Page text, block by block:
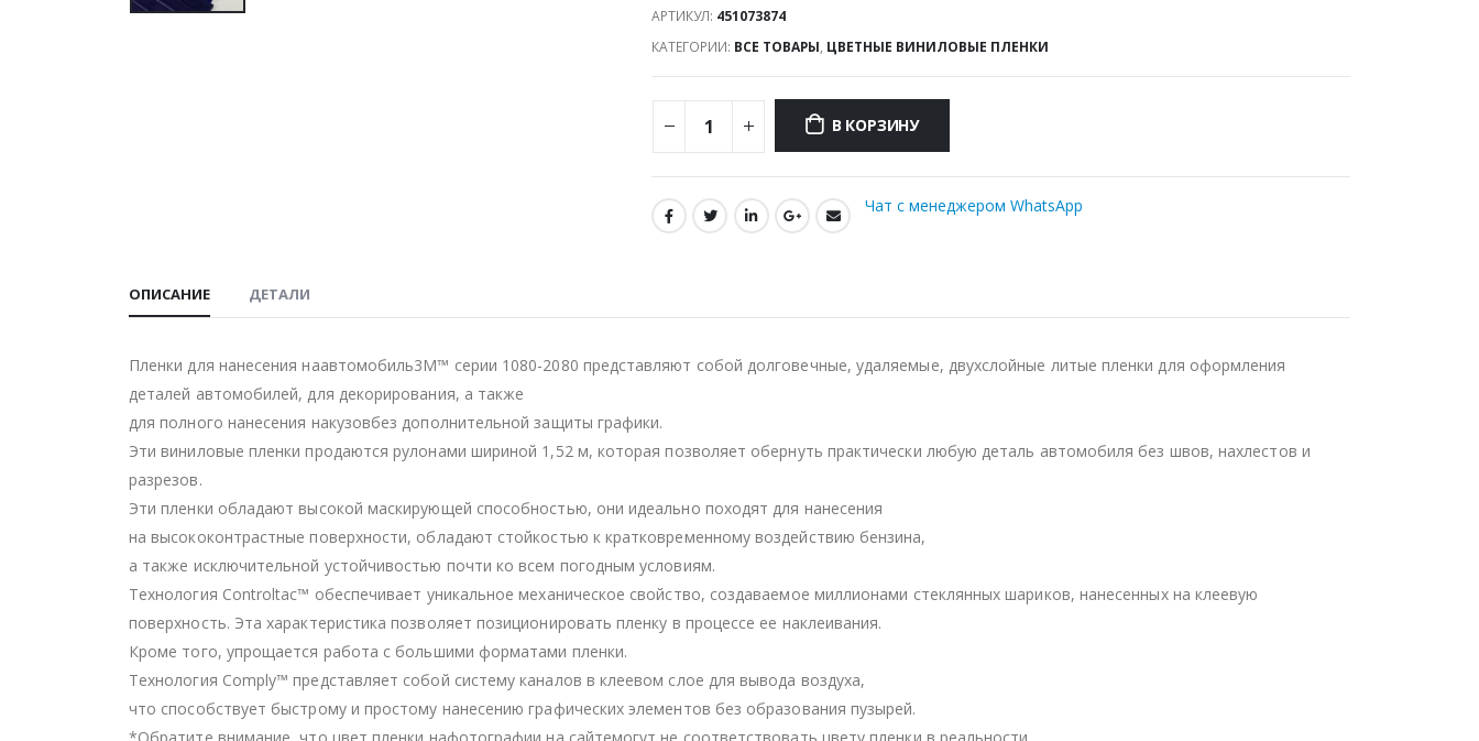
АРТИКУЛ: 451073874
КАТЕГОРИИ: ВСЕ ТОВАРЫ, ЦВЕТНЫЕ ВИНИЛОВЫЕ ПЛЕНКИ
В КОРЗИНУ
Чат с менеджером WhatsApp
ОПИСАНИЕ ДЕТАЛИ
Пленки для нанесения наавтомобиль3M™ серии 1080-2080 представляют собой долговечные, удаляемые, двухслойные литые пленки для оформления
деталей автомобилей, для декорирования, а также
для полного нанесения накузовбез дополнительной защиты графики.
Эти виниловые пленки продаются рулонами шириной 1,52 м, которая позволяет обернуть практически любую деталь автомобиля без швов, нахлестов и
разрезов.
Эти пленки обладают высокой маскирующей способностью, они идеально походят для нанесения
на высококонтрастные поверхности, обладают стойкостью к кратковременному воздействию бензина,
а также исключительной устойчивостью почти ко всем погодным условиям.
Технология Controltac™ обеспечивает уникальное механическое свойство, создаваемое миллионами стеклянных шариков, нанесенных на клеевую
поверхность. Эта характеристика позволяет позиционировать пленку в процессе ее наклеивания.
Кроме того, упрощается работа с большими форматами пленки.
Технология Comply™ представляет собой систему каналов в клеевом слое для вывода воздуха,
что способствует быстрому и простому нанесению графических элементов без образования пузырей.
*Обратите внимание, что цвет пленки нафотографии на сайтемогут не соответствовать цвету пленки в реальности.